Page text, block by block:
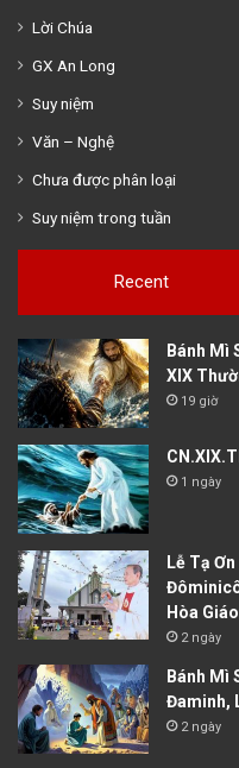
Lời Chúa
GX An Long
Suy niệm
Văn – Nghệ
Chưa được phân loại
Suy niệm trong tuần
Recent
Bánh Mì
XIX
19 giờ
1 ngày
Lễ Tạ
Hòa
2 ngày
Bánh Mì
Đaminh,
2 ngày